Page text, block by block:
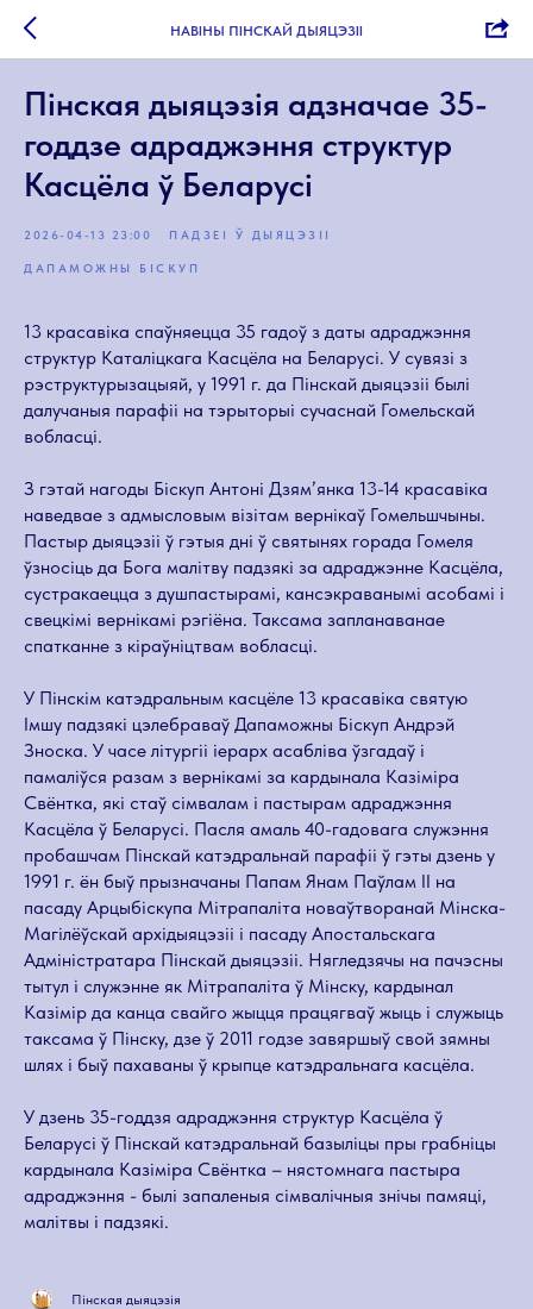
НАВІНЫ ПІНСКАЙ ДЫЯЦЭЗІІ
Пінская дыяцэзія адзначае 35-
годдзе адраджэння структур
Касцёла ў Беларусі
2026-04-13 23:00 ПАДЗЕІ Ў ДЫЯЦЭЗІІ
ДАПАМОЖНЫ БІСКУП
13 красавіка спаўняецца 35 гадоў з даты адраджэння
структур Каталіцкага Касцёла на Беларусі. У сувязі з
рэструктурызацыяй, у 1991 г. да Пінскай дыяцэзіі былі
далучаныя парафіі на тэрыторыі сучаснай Гомельскай
вобласці.
З гэтай нагоды Біскуп Антоні Дзям’янка 13-14 красавіка
наведвае з адмысловым візітам вернікаў Гомельшчыны.
Пастыр дыяцэзіі ў гэтыя дні ў святынях горада Гомеля
ўзносіць да Бога малітву падзякі за адраджэнне Касцёла,
сустракаецца з душпастырамі, кансэкраванымі асобамі і
свецкімі вернікамі рэгіёна. Таксама запланаванае
спатканне з кіраўніцтвам вобласці.
У Пінскім катэдральным касцёле 13 красавіка святую
Імшу падзякі цэлебраваў Дапаможны Біскуп Андрэй
Зноска. У часе літургіі іерарх асабліва ўзгадаў і
памаліўся разам з вернікамі за кардынала Казіміра
Свёнтка, які стаў сімвалам і пастырам адраджэння
Касцёла ў Беларусі. Пасля амаль 40-гадовага служэння
пробашчам Пінскай катэдральнай парафіі ў гэты дзень у
1991 г. ён быў прызначаны Папам Янам Паўлам ІІ на
пасаду Арцыбіскупа Мітрапаліта новаўтворанай Мінска-
Магілёўскай архідыяцэзіі і пасаду Апостальскага
Адміністратара Пінскай дыяцэзіі. Нягледзячы на пачэсны
тытул і служэнне як Мітрапаліта ў Мінску, кардынал
Казімір да канца свайго жыцця працягваў жыць і служыць
таксама ў Пінску, дзе ў 2011 годзе завяршыў свой зямны
шлях і быў пахаваны ў крыпце катэдральнага касцёла.
У дзень 35-годдзя адраджэння структур Касцёла ў
Беларусі ў Пінскай катэдральнай базыліцы пры грабніцы
кардынала Казіміра Свёнтка – нястомнага пастыра
адраджэння - былі запаленыя сімвалічныя знічы памяці,
малітвы і падзякі.
Пінская дыяцэзія